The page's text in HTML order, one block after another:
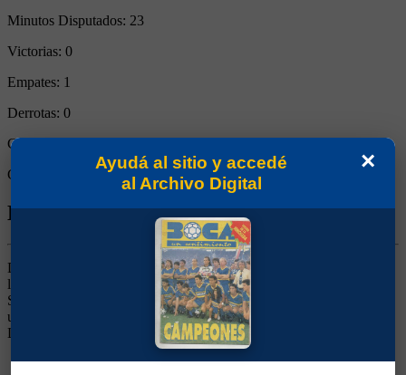
Minutos Disputados: 23
Victorias: 0
Empates: 1
Derrotas: 0
Goles de Boca:
Goles rivales:
Biografía de Rubén Fernando Da Silva
Delantero o Volante Ofensivo. Surgió de Danubio en Uruguay y
llegó a Boca desde River. Jugador muy frío, pero inteligente y hábil.
Siguió su carrera en Central, Pumas y Nacional, y también tuvo
unos pasos previos a su llegada en Boca por Cremonese y
Logroñés.
×
Ayudá al sitio y accedé
al Archivo Digital